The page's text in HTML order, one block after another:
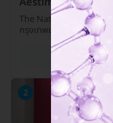
The Natural Place 38/9
กรุงเทพมหานคร 10120
2